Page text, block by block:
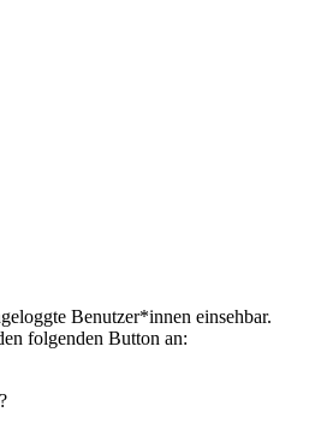
Benutzer*innen einsehbar.
folgenden Button an: